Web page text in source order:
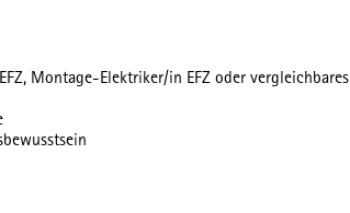
Montage-Elektriker/in EFZ oder vergleichbares